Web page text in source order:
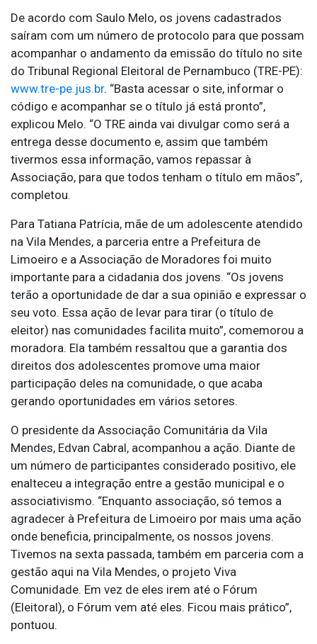
De acordo com Saulo Melo, os jovens cadastrados
saíram com um número de protocolo para que possam
acompanhar o andamento da emissão do título no site
do Tribunal Regional Eleitoral de Pernambuco (TRE-PE):
www.tre-pe.jus.br. “Basta acessar o site, informar o
código e acompanhar se o título já está pronto”,
explicou Melo. “O TRE ainda vai divulgar como será a
entrega desse documento e, assim que também
tivermos essa informação, vamos repassar à
Associação, para que todos tenham o título em mãos”,
completou.
Para Tatiana Patrícia, mãe de um adolescente atendido
na Vila Mendes, a parceria entre a Prefeitura de
Limoeiro e a Associação de Moradores foi muito
importante para a cidadania dos jovens. “Os jovens
terão a oportunidade de dar a sua opinião e expressar o
seu voto. Essa ação de levar para tirar (o título de
eleitor) nas comunidades facilita muito”, comemorou a
moradora. Ela também ressaltou que a garantia dos
direitos dos adolescentes promove uma maior
participação deles na comunidade, o que acaba
gerando oportunidades em vários setores.
O presidente da Associação Comunitária da Vila
Mendes, Edvan Cabral, acompanhou a ação. Diante de
um número de participantes considerado positivo, ele
enalteceu a integração entre a gestão municipal e o
associativismo. “Enquanto associação, só temos a
agradecer à Prefeitura de Limoeiro por mais uma ação
onde beneficia, principalmente, os nossos jovens.
Tivemos na sexta passada, também em parceria com a
gestão aqui na Vila Mendes, o projeto Viva
Comunidade. Em vez de eles irem até o Fórum
(Eleitoral), o Fórum vem até eles. Ficou mais prático”,
pontuou.